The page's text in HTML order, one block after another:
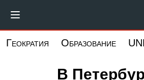
основному
Геократия Образование
В